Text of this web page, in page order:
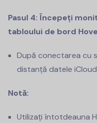
Pasul 4: Începeți
tabloului de bord
După conectarea cu
distanță datele
Notă:
Utilizați întotdeauna